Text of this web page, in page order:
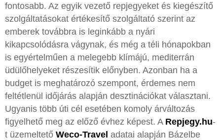
fontosabb. Az egyik vezető repjegyeket és kiegészítő
szolgáltatásokat értékesítő szolgáltató szerint az
emberek továbbra is leginkább a nyári
kikapcsolódásra vágynak, és még a téli hónapokban
is egyértelműen a melegebb klímájú, mediterrán
üdülőhelyeket részesítik előnyben. Azonban ha a
budget is meghatározó szempont, érdemes nem
feltétlenül időjárás alapján desztinációkat választani.
Ugyanis több úti cél esetében komoly árváltozás
figyelhető meg az előző évhez képest. A Repjegy.hu-
t üzemeltető Weco-Travel adatai alapján Bázelbe